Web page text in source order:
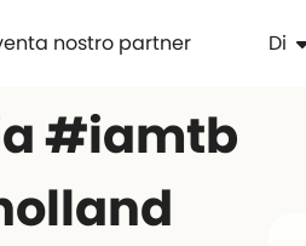
nostro partner Di
#iamtb